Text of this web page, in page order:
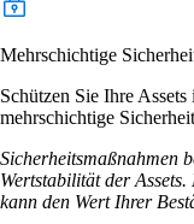
Mehrschichtige
Schützen Sie Ihre
mehrschichtige
Sicherheitsmaßnahmen
Wertstabilität der
kann den Wert Ihrer